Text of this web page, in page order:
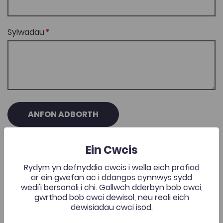
Sylwadau
ANFON ADBORTH
Casgliadau Cysylltiedig
Paratoi ar gyfer y Viva
Ein Cwcis
Rydym yn defnyddio cwcis i wella eich profiad
ar ein gwefan ac i ddangos cynnwys sydd
wedi'i bersonoli i chi. Gallwch dderbyn bob cwci,
gwrthod bob cwci dewisol, neu reoli eich
dewisiadau cwci isod.